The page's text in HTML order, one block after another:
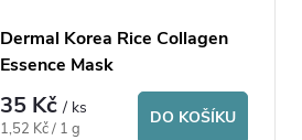
Dermal Korea Rice Collagen
Essence Mask
35 Kč/ ks
Měrná
1,52 Kč / 1 g
DO KOŠÍKU